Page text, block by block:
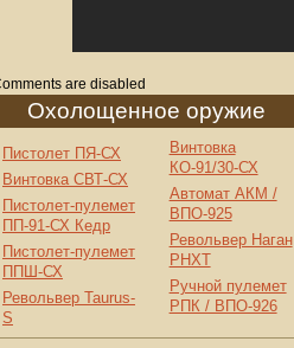
are disabled
Охолощенное оружие
Пистолет ПЯ-СХ
Винтовка СВТ-СХ
Пистолет-пулемет
ПП-91-СХ Кедр
Пистолет-пулемет
ППШ-СХ
Револьвер Taurus-
S
Винтовка
КО-91/30-СХ
Автомат АКМ /
ВПО-925
Револьвер Наган
РНХТ
Ручной пулемет
РПК / ВПО-926